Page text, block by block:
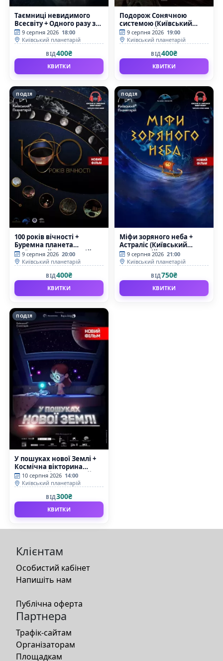
Таємниці невидимого
Всесвіту + Одного разу за
Великого Вибуху
(Київський планетарій)
9 серпня 2026 18:00
Київський планетарій
ВІД400₴
КВИТКИ
Подорож Сонячною
системою (Київський
планетарій)
9 серпня 2026 19:00
Київський планетарій
ВІД400₴
КВИТКИ
ПОДІЯ
100 років вічності +
Буремна планета
(Київський планетарій)
9 серпня 2026 20:00
Київський планетарій
ВІД400₴
КВИТКИ
ПОДІЯ
Міфи зоряного неба +
Астраліс (Київський
планетарій)
9 серпня 2026 21:00
Київський планетарій
ВІД750₴
КВИТКИ
ПОДІЯ
У пошуках нової Землі +
Космічна вікторина
(Київський планетарій)
10 серпня 2026 14:00
Київський планетарій
ВІД300₴
КВИТКИ
Клієнтам
Особистий кабінет
Напишіть нам
Публічна оферта
Партнера
Трафік-сайтам
Організаторам
Площадкам